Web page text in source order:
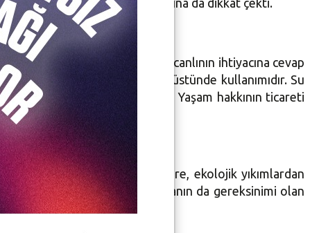
ve toprak üzerindeki zararlarına da dikkat çekti.
değil. Zira dünyada her canlının ihtiyacına cevap
yenileme kapasitesinin çok üstünde kullanımıdır. Su
temiz suya erişmesi demektir. Yaşam hakkının ticareti
şeklinde konuştu.
“Bu oluşumlar büyük göçlere, ekolojik yıkımlardan
gibi üreyen HES’ler doğanın da gereksinimi olan